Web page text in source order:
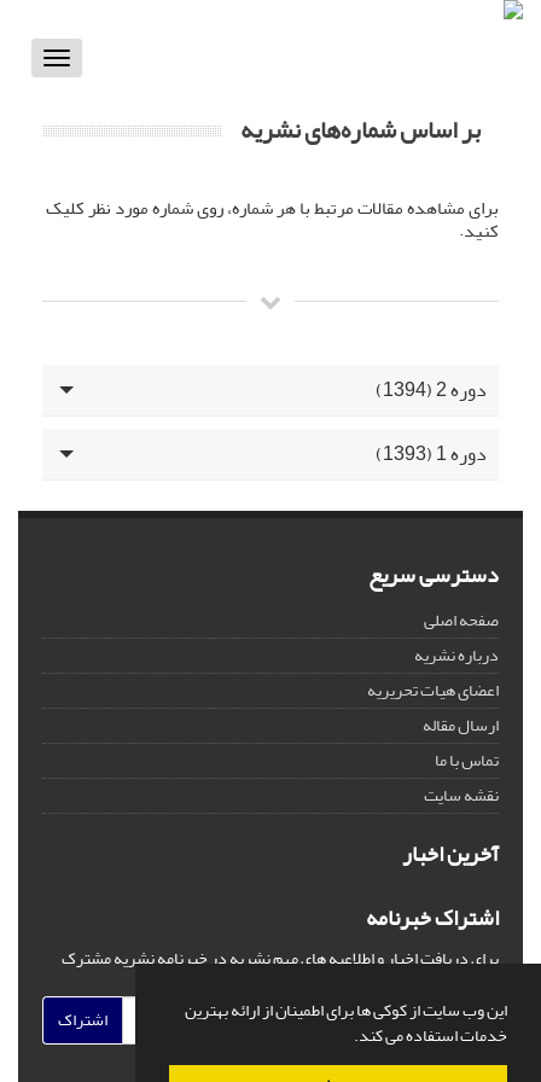
این وب سایت از کوکی ها برای اطمینان از ارائه بهترین
خدمات استفاده می کند.
Toggle
بر اساس شماره‌های نشریه
برای مشاهده مقالات مرتبط با هر شماره، روی شماره مورد نظر کلیک
کنید.
دوره 2 (1394)
دوره 1 (1393)
دسترسی سریع
صفحه اصلی
درباره نشریه
اعضای هیات تحریریه
ارسال مقاله
تماس با ما
نقشه سایت
آخرین اخبار
اشتراک خبرنامه
برای دریافت اخبار و اطلاعیه های مهم نشریه در خبرنامه نشریه مشترک
اشتراک